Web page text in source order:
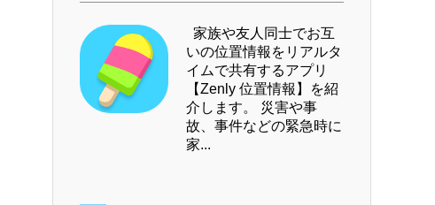
家族や友人同士でお互
いの位置情報をリアルタ
イムで共有するアプリ
【Zenly 位置情報】を紹
介します。 災害や事
故、事件などの緊急時に
家...